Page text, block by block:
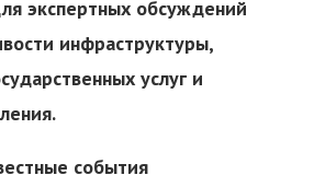
экспертных обсуждений
инфраструктуры,
услуг и
события